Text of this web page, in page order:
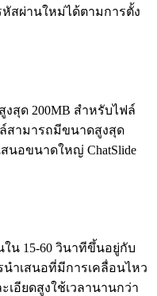
สผ่านใหม่ได้ตามการตั้ง
สุด 200MB สำหรับไฟล์
สามารถมีขนาดสูงสุด
นอขนาดใหญ่ ChatSlide
น 15-60 วินาทีขึ้นอยู่กับ
ำเสนอที่มีการเคลื่อนไหว
อียดสูงใช้เวลานานกว่า